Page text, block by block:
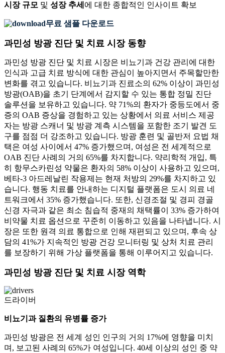
시장 규모 및 성장 추세 에 대한 종합적인 인사이트 확보
무료 샘플 다운로드
과민성 방광 진단 및 치료 시장 동향
과민성 방광 진단 및 치료 시장은 비뇨기과 건강 관리에 대한
인식과 고급 치료 방식에 대한 관심이 높아지면서 주목할만한
변화를 겪고 있습니다. 비뇨기과 진료소의 62% 이상이 과민성
방광(OAB)을 초기 단계에서 감지할 수 있는 통합 정밀 진단
솔루션을 보유하고 있습니다. 약 71%의 환자가 중등도에서 중
증의 OAB 증상을 경험하고 있는 상황에서 의료 서비스 제공
자는 방광 스캐너 및 방광 계측 시스템을 포함한 조기 발견 도
구를 점점 더 강조하고 있습니다. 방광 훈련 및 골반저 요법 채
택은 여성 사이에서 47% 증가했으며, 여성은 전 세계적으로
OAB 진단 사례의 거의 65%를 차지합니다. 약리학적 개입, 특
히 항무스카린성 약물은 환자의 58% 이상이 사용하고 있으며,
베타-3 아드레날린 작용제는 현재 처방의 29%를 차지하고 있
습니다. 행동 치료를 안내하는 디지털 플랫폼은 도시 의료 네
트워크에서 35% 증가했습니다. 또한, 신경조절 및 경피 경골
신경 자극과 같은 최소 침습적 중재의 채택률이 33% 증가하여
비약물 치료 옵션으로 꾸준히 이동하고 있음을 나타냅니다. 시
장은 또한 원격 의료 통합으로 인해 재편되고 있으며, 후속 상
담의 41%가 지속적인 방광 건강 모니터링 및 상처 치료 관리
를 보장하기 위해 가상 플랫폼을 통해 이루어지고 있습니다.
과민성 방광 진단 및 치료 시장 역학
드라이버
비뇨기과 질환의 유병률 증가
과민성 방광은 전 세계 성인 인구의 거의 17%에 영향을 미치
며, 보고된 사례의 65%가 여성입니다. 40세 이상의 성인 중 약